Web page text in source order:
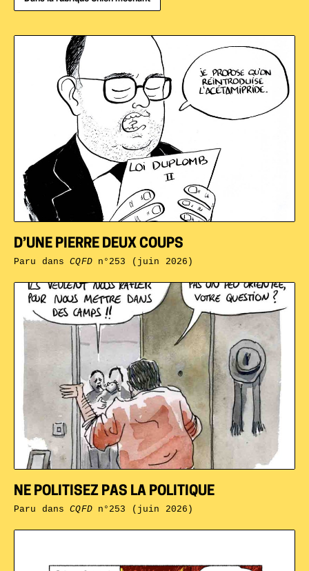
NE POLITISEZ PAS LA POLITIQUE
Paru dansCQFDn°253 (juin 2026)
D’UNE PIERRE DEUX COUPS
Paru dansCQFDn°253 (juin 2026)